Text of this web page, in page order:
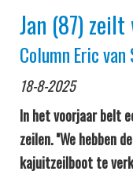
Jan (87)
Column Eric
18-8-2025
In het voorjaar belt
zeilen. ''We hebben
kajuitzeilboot te